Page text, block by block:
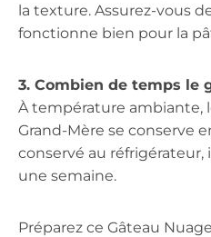
la texture. Assurez-vous
fonctionne bien pour la
3. Combien de temps le
À température ambiante,
Grand-Mère se conserve
conservé au réfrigérateur,
une semaine.
Préparez ce Gâteau